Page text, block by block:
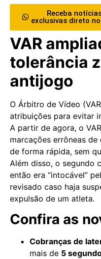
Receba
exclusivas direto
VAR
tolerância
antijogo
O Árbitro de Vídeo
atribuições para evitar
A partir de agora, o
marcações errôneas de
de forma rápida, sem
Além disso, o segundo
então era “intocável”
revisado caso haja
expulsão de um atleta.
Confira as
Cobranças de
mais de 5